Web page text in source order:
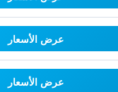
عرض الأسعار
عرض الأسعار